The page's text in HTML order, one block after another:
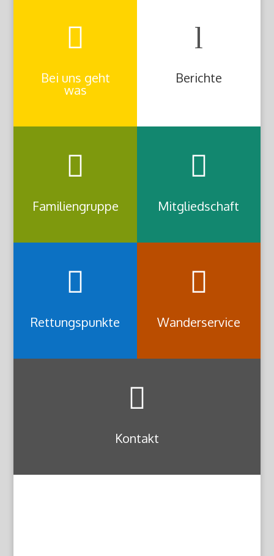

Bei uns geht
was
l
Berichte

Familiengruppe

Mitgliedschaft

Rettungspunkte

Wanderservice

Kontakt